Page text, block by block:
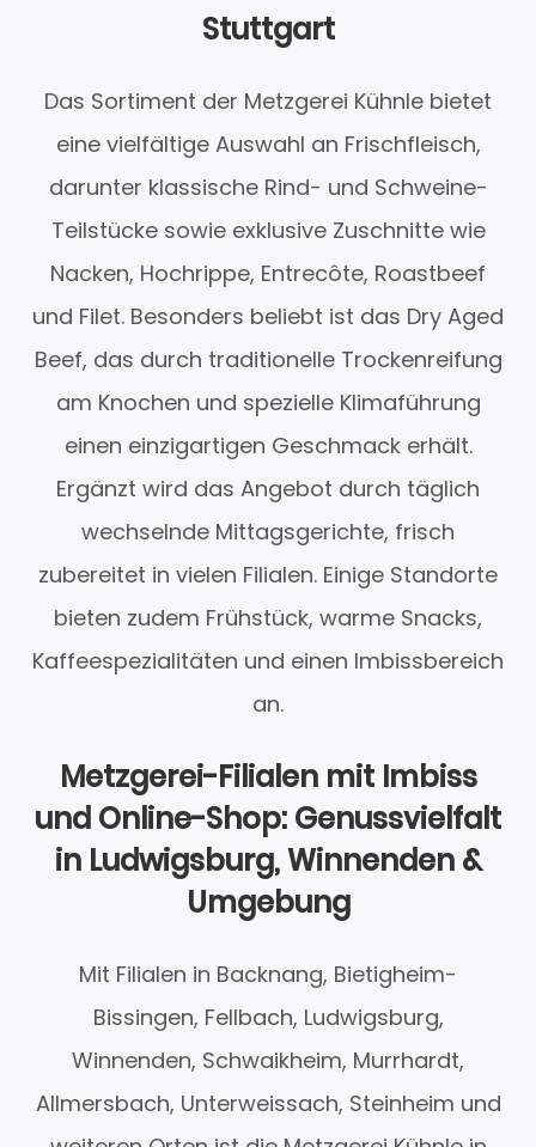
Stuttgart
Das Sortiment der Metzgerei Kühnle bietet
eine vielfältige Auswahl an Frischfleisch,
darunter klassische Rind- und Schweine-
Teilstücke sowie exklusive Zuschnitte wie
Nacken, Hochrippe, Entrecôte, Roastbeef
und Filet. Besonders beliebt ist das Dry Aged
Beef, das durch traditionelle Trockenreifung
am Knochen und spezielle Klimaführung
einen einzigartigen Geschmack erhält.
Ergänzt wird das Angebot durch täglich
wechselnde Mittagsgerichte, frisch
zubereitet in vielen Filialen. Einige Standorte
bieten zudem Frühstück, warme Snacks,
Kaffeespezialitäten und einen Imbissbereich
an.
Metzgerei-Filialen mit Imbiss
und Online-Shop: Genussvielfalt
in Ludwigsburg, Winnenden &
Umgebung
Mit Filialen in Backnang, Bietigheim-
Bissingen, Fellbach, Ludwigsburg,
Winnenden, Schwaikheim, Murrhardt,
Allmersbach, Unterweissach, Steinheim und